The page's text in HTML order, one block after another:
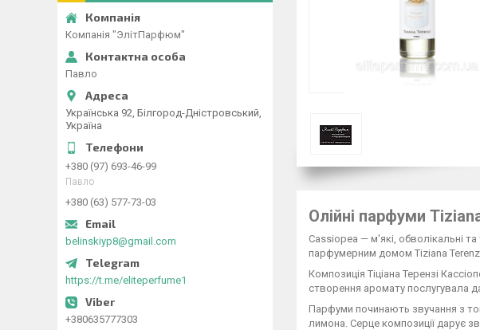
Олійні парфуми
Cassiopea — м'які, обволікальні
парфумерним домом Tiziana Terenzi
Композиція Тіціана Терензі
створення аромату послугувала
Парфуми починають звучання з
лимона. Серце композиції дарує
Компанія "ЭлітПарфюм"
Павло
Українська 92, Білгород-Дністровський,
Україна
+380 (97) 693-46-99
Павло
+380 (63) 577-73-03
belinskiyp8@gmail.com
https://t.me/eliteperfume1
+380635777303